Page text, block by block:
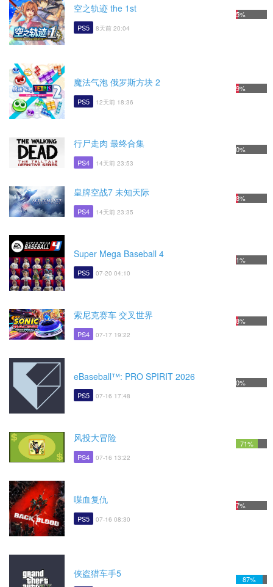
空之轨迹 the 1st
PS5 8天前 20:04
5%
魔法气泡 俄罗斯方块 2
PS5 12天前 18:36
9%
行尸走肉 最终合集
PS4 14天前 23:53
0%
皇牌空战7 未知天际
PS4 14天前 23:35
8%
Super Mega Baseball 4
PS5 07-20 04:10
1%
索尼克赛车 交叉世界
PS4 07-17 19:22
8%
eBaseball™: PRO SPIRIT 2026
PS5 07-16 17:48
0%
风投大冒险
PS4 07-16 13:22
71%
喋血复仇
PS5 07-16 08:30
7%
侠盗猎车手5 87%